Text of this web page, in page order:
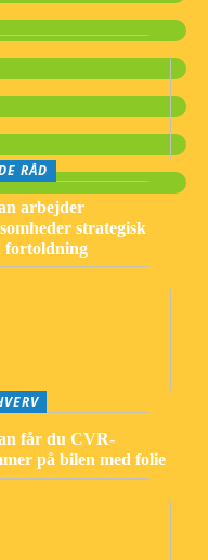
RÅD
arbejder
strategisk
fortoldning
får du CVR-
på bilen med folie